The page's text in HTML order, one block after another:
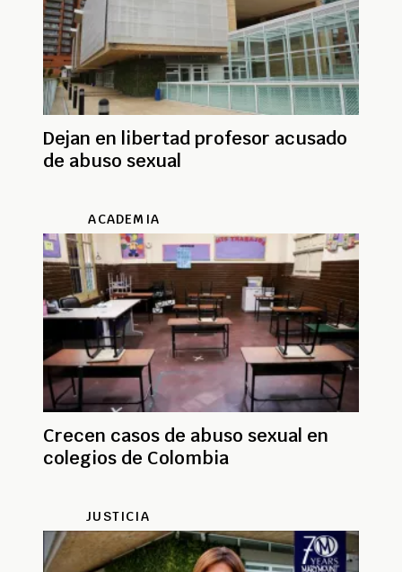
Dejan en libertad profesor acusado
de abuso sexual
ACADEMIA
Crecen casos de abuso sexual en
colegios de Colombia
JUSTICIA